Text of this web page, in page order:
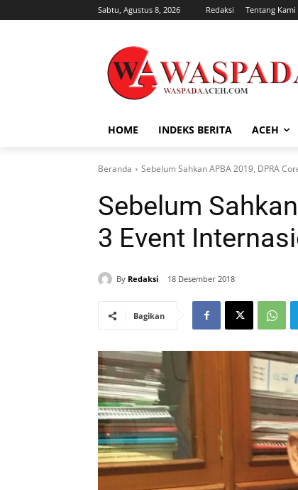
Sabtu, Agustus 8, 2026 Redaksi Tentang Kami
HOME INDEKS BERITA ACEH
Beranda Sebelum Sahkan APBA 2019, DPRA
Sebelum
3 Event
By Redaksi 18 Desember 2018
Bagikan